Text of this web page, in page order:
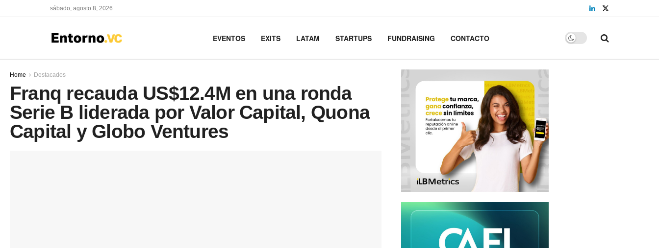
sábado, agosto 8, 2026
EVENTOS EXITS LATAM STARTUPS FUNDRAISING CONTACTO
Home Destacados
Franq recauda US$12.4M en una ronda
Serie B liderada por Valor Capital, Quona
Capital y Globo Ventures